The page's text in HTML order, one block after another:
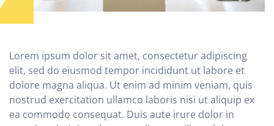
Lorem ipsum dolor sit amet, consectetur adipiscing
elit, sed do eiusmod tempor incididunt ut labore et
dolore magna aliqua. Ut enim ad minim veniam, quis
nostrud exercitation ullamco laboris nisi ut aliquip ex
ea commodo consequat. Duis aute irure dolor in